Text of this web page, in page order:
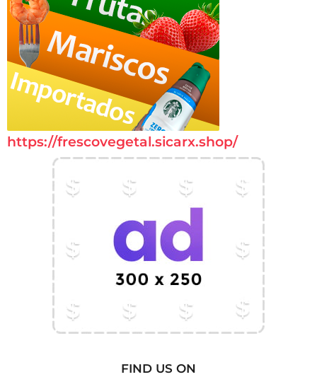
https://frescovegetal.sicarx.shop/
FIND US ON